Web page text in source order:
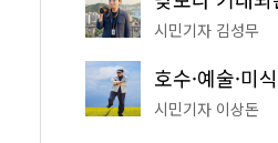
시민기자 김성무
시민기자 이상돈